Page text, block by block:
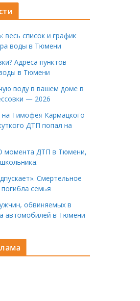
весь список и график
воды в Тюмени
Адреса пунктов
в Тюмени
воду в вашем доме в
— 2026
на Тимофея Кармацкого
ДТП попал на
момента ДТП в Тюмени,
Смертельное
семья
обвиняемых в
автомобилей в Тюмени